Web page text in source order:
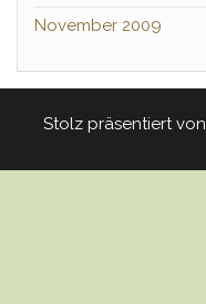
November 2009
Stolz präsentiert von